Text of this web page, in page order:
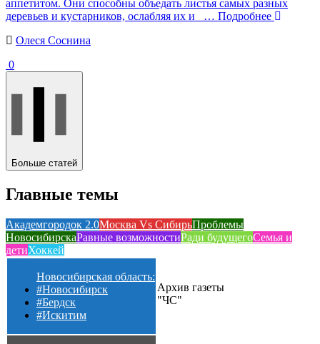
аппетитом. Они способны объедать листья самых разных
деревьев и кустарников, ослабляя их и
… Подробнее
Олеся Соснина
0
Больше статей
Главные темы
Академгородок 2.0Москва Vs СибирьПроблемы
НовосибирскаРавные возможностиРади будущегоСемья и
детиХоккей
Новосибирская область:
#Новосибирск
#Бердск
#Искитим
Архив газеты
"ЧС"